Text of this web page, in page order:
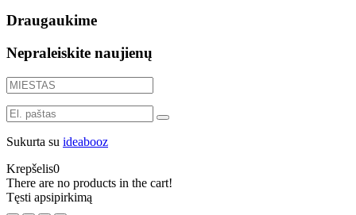
Draugaukime
Nepraleiskite naujienų
Sukurta su ideabooz
Krepšelis0
There are no products in the cart!
Tęsti apsipirkimą